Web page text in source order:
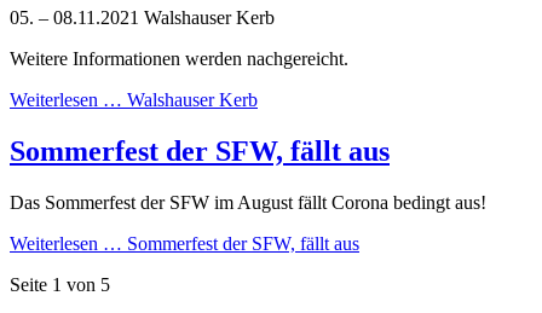
05. – 08.11.2021 Walshauser Kerb
Weitere Informationen werden nachgereicht.
Weiterlesen … Walshauser Kerb
Sommerfest der SFW, fällt aus
Das Sommerfest der SFW im August fällt Corona bedingt aus!
Weiterlesen … Sommerfest der SFW, fällt aus
Seite 1 von 5